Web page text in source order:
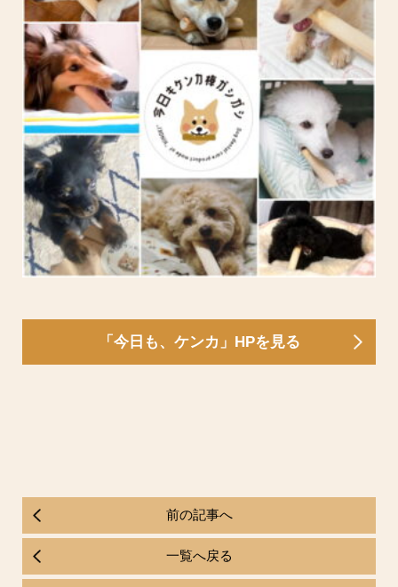
「今日も、ケンカ」HPを見る
前の記事へ
一覧へ戻る